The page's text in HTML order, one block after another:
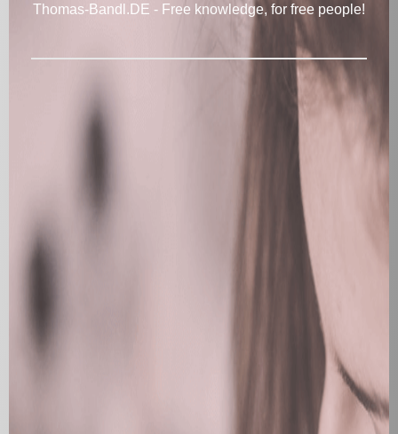
Thomas-Bandl.DE - Free knowledge, for free people!